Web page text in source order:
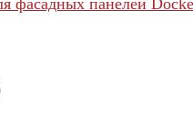
фасадных панелей Docke